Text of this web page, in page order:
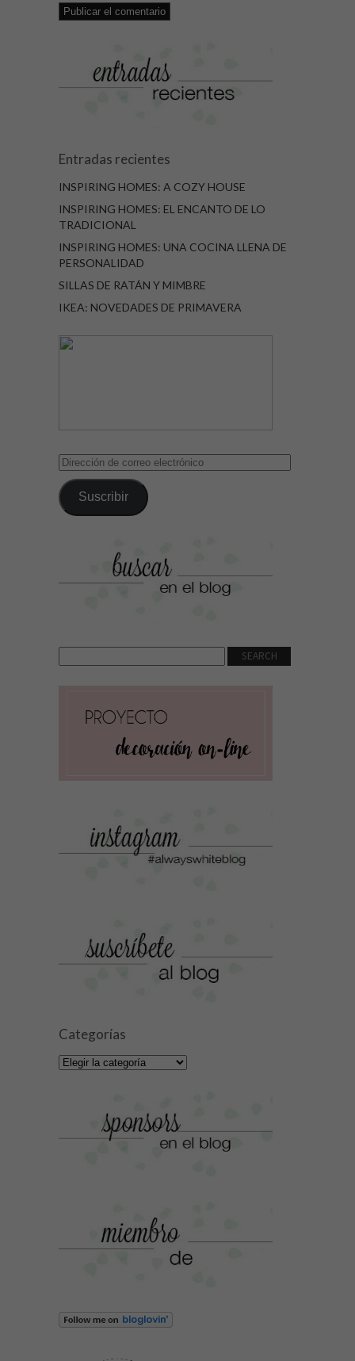
Entradas recientes
INSPIRING HOMES: A COZY HOUSE
INSPIRING HOMES: EL ENCANTO DE LO
TRADICIONAL
INSPIRING HOMES: UNA COCINA LLENA DE
PERSONALIDAD
SILLAS DE RATÁN Y MIMBRE
IKEA: NOVEDADES DE PRIMAVERA
Dirección
correo
electrónico
Suscribir
Categorías
Categorías